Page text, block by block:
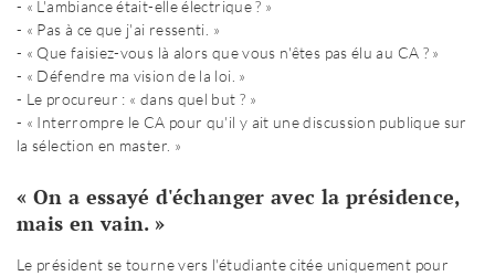
- « L'ambiance était-elle électrique ? »
- « Pas à ce que j'ai ressenti. »
- « Que faisiez-vous là alors que vous n'êtes pas élu au CA ? »
- « Défendre ma vision de la loi. »
- Le procureur : « dans quel but ? »
- « Interrompre le CA pour qu'il y ait une discussion publique sur
la sélection en master. »
« On a essayé d'échanger avec la présidence,
mais en vain. »
Le président se tourne vers l'étudiante citée uniquement pour